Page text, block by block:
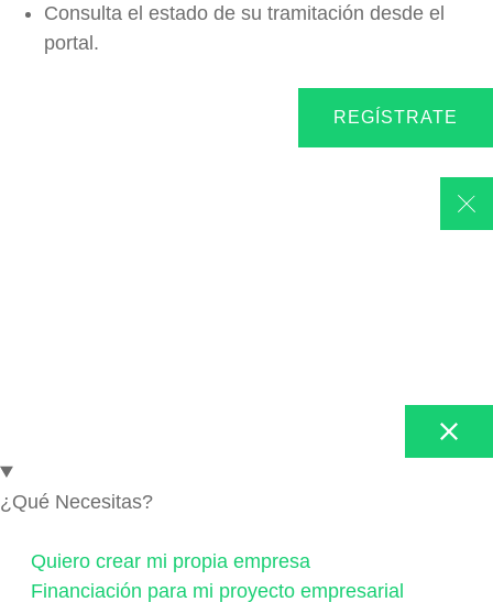
Consulta el estado de su tramitación desde el
portal.
REGÍSTRATE
¿Qué Necesitas?
Quiero crear mi propia empresa
Financiación para mi proyecto empresarial